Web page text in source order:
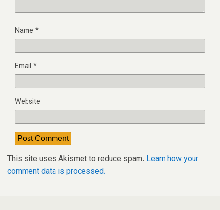
Name *
Email *
Website
This site uses Akismet to reduce spam. Learn how your
comment data is processed.